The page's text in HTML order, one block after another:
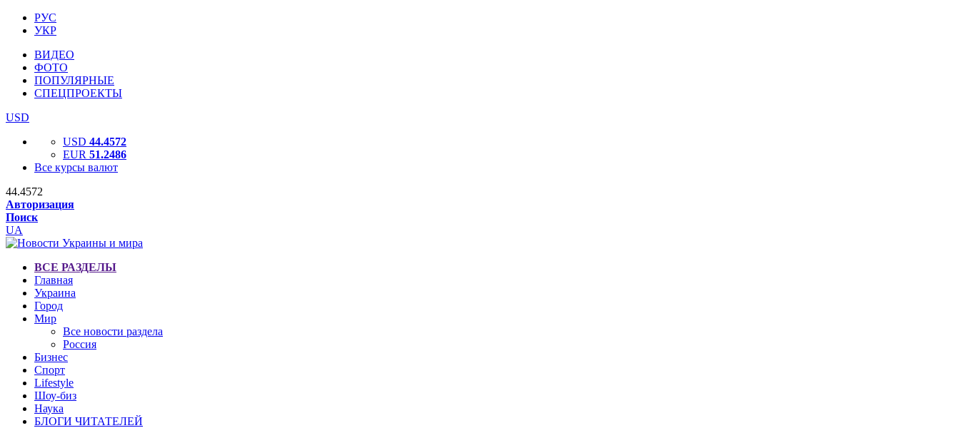
РУС
УКР
ВИДЕО
ФОТО
ПОПУЛЯРНЫЕ
СПЕЦПРОЕКТЫ
USD
USD 44.4572
EUR 51.2486
Все курсы валют
44.4572
Авторизация
Поиск
UA
ВСЕ РАЗДЕЛЫ
Главная
Украина
Город
Мир
Все новости раздела
Россия
Бизнес
Спорт
Lifestyle
Шоу-биз
Наука
БЛОГИ ЧИТАТЕЛЕЙ